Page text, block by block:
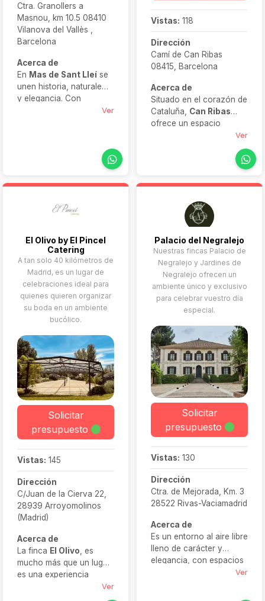
Ctra. Granollers a
Masnou, km 10.5 08410
Vilanova del Vallès ,
Barcelona
Acerca de
En Mas de Sant Lleí se
unen historia, naturaleza
y elegancia. Con
menús desde 145 € y un
entorno único para
Ver
Vistas: 118
Dirección
Camí de Can Ribas
08415, Barcelona
Acerca de
Situado en el corazón de
Cataluña, Can Ribas
ofrece un espacio
singular donde la historia
de una masía centenaria
Con amplias zonas
atmósfera romántica y
un equipo dedicado, este
enclave se convierte en
el escenario perfecto
para bodas que quieren
transmitir autenticidad y
distinción.
Ver
El Olivo by El Pincel
Catering
A tan solo 40 kilómetros de
Madrid, es un lugar de
celebraciones ideal para
quienes quieren organizar
su boda en un ambiente
bucólico.
Solicitar
presupuesto
Vistas: 145
Dirección
C/Juan de la Cierva 22,
28939 Arroyomolinos
(Madrid)
Acerca de
La finca El Olivo, es
mucho más que un lugar:
es una experiencia
Rodeada de vegetación,
Ver
Palacio del Negralejo
Nuestras fincas Palacio de
Negralejo y Jardines de
Negralejo ofrecen un
ambiente único y exclusivo
para celebrar vuestro día
especial.
Solicitar
presupuesto
Vistas: 130
Dirección
Ctra. de Mejorada, Km. 3
28522 Rivas-Vaciamadrid
Acerca de
Es un entorno al aire libre
lleno de carácter y
elegancia, con espacios
como la Balconada, laVer